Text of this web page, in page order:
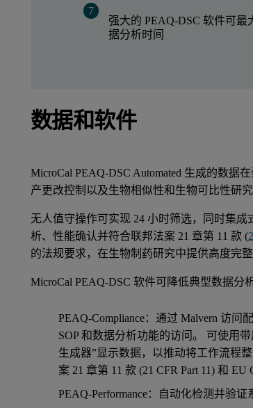
强大的 PEAQ-DSC 软件可最
据分析时间
数据和软件
MicroCal PEAQ-DSC Automated 生成的数据
产更改控制以及生物相似性和生物可比性研
无人值守操作可实现 24 小时筛选，同时集
析、性能确认并符合联邦法案 21 章第 11 款 (
的法规要求，在生物制药研究中提供高度完
MicroCal PEAQ-DSC 软件可降低典型数据分
PEAQ-Compliance：通过 Malvern 访
SOP 和数据分析功能的访问。 可使用
生成器”显示数据，以推动将工作流程
案 21 章第 11 款 (21 CFR Part 11) 和
PEAQ-Performance：自动化检测并验